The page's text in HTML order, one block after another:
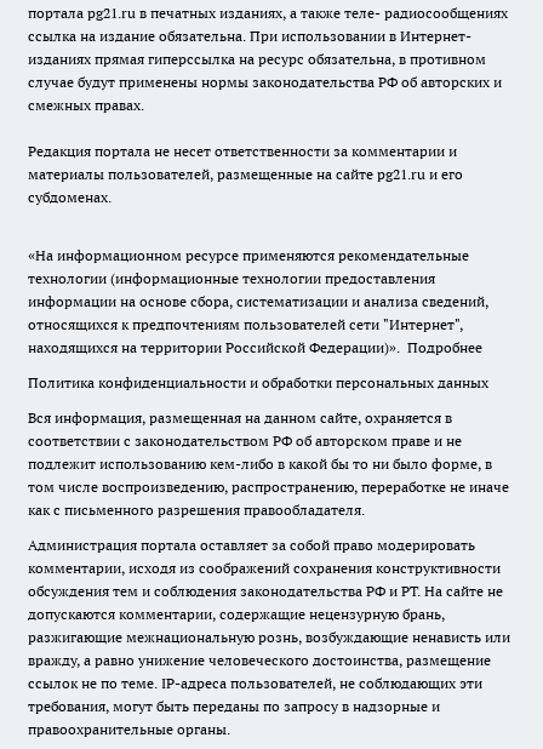
портала pg21.ru в печатных изданиях, а также теле- радиосообщениях
ссылка на издание обязательна. При использовании в Интернет-
изданиях прямая гиперссылка на ресурс обязательна, в противном
случае будут применены нормы законодательства РФ об авторских и
смежных правах.
Редакция портала не несет ответственности за комментарии и
материалы пользователей, размещенные на сайте pg21.ru и его
субдоменах.
«На информационном ресурсе применяются рекомендательные
технологии (информационные технологии предоставления
информации на основе сбора, систематизации и анализа сведений,
относящихся к предпочтениям пользователей сети "Интернет",
находящихся на территории Российской Федерации)». Подробнее
Политика конфиденциальности и обработки персональных данных
Вся информация, размещенная на данном сайте, охраняется в
соответствии с законодательством РФ об авторском праве и не
подлежит использованию кем-либо в какой бы то ни было форме, в
том числе воспроизведению, распространению, переработке не иначе
как с письменного разрешения правообладателя.
Администрация портала оставляет за собой право модерировать
комментарии, исходя из соображений сохранения конструктивности
обсуждения тем и соблюдения законодательства РФ и РТ. На сайте не
допускаются комментарии, содержащие нецензурную брань,
разжигающие межнациональную рознь, возбуждающие ненависть или
вражду, а равно унижение человеческого достоинства, размещение
ссылок не по теме. IP-адреса пользователей, не соблюдающих эти
требования, могут быть переданы по запросу в надзорные и
правоохранительные органы.